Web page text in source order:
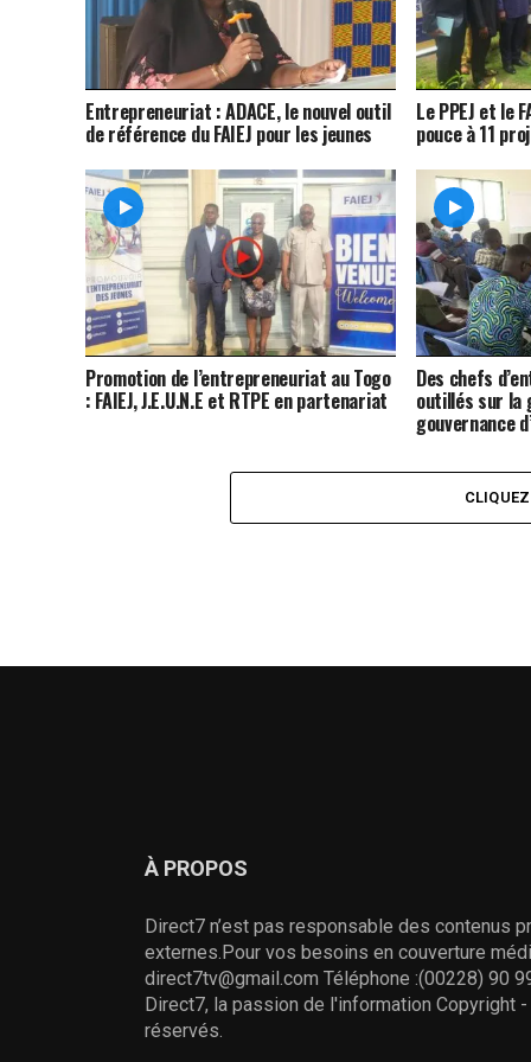
Entrepreneuriat : ADACE, le nouvel outil
de référence du FAIEJ pour les jeunes
Le PPEJ et le
pouce à 11
Promotion de l’entrepreneuriat au Togo
: FAIEJ, J.E.U.N.E et RTPE en partenariat
Des chefs
outillés sur la
gouvernance
À PROPOS
Direct7 n’est pas responsable des contenus
externes.Pour vos besoins en couverture
direct7tv@gmail.com Téléphone :(00228) 90
Direct7, la passion de l'information Copyright
réservés.